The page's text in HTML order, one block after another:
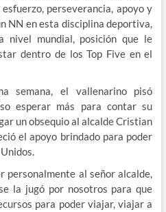
perseverancia, apoyo y
NN en esta disciplina deportiva,
nivel mundial, posición que le
dentro de los Top Five en el
semana, el vallenarino pisó
esperar más para contar su
un obsequio al alcalde Cristian
el apoyo brindado para poder
personalmente al señor alcalde,
la jugó por nosotros para que
para poder viajar, viajar a